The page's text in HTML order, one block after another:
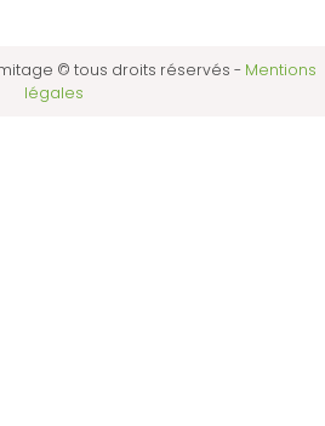
© tous droits réservés - Mentions
légales